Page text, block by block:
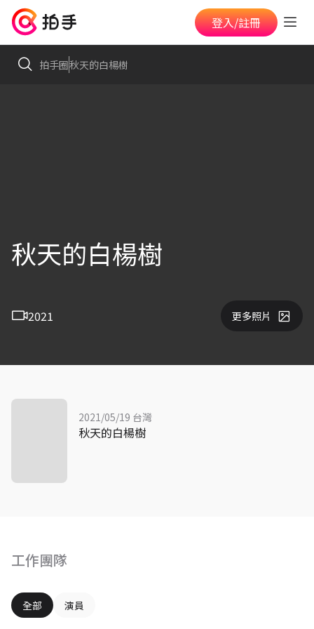
登入/註冊
拍手圈秋天的白楊樹
秋天的白楊樹
2021 更多照片
工作團隊
全部 演員
2021/05/19 台灣
秋天的白楊樹